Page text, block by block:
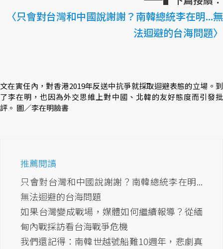
〈只會對台灣和中國說謝謝？南韓總統李在明...無
法迴避的台海問題〉
文在寅任內，對香港2019年反送中抗爭就採取迴避表態的立場。到
了李在明，也因為外交思維上對中國、北韓的友好態度而引發批
評。 圖／李在明臉書
推薦閱讀
只會對台灣和中國說謝謝？南韓總統李在明...
無法迴避的台海問題
如果台灣變成戰場，媒體如何繼續報導？從緬
甸內戰採訪看台海戰爭危機
我們還記得：南韓世越號船難10週年，悲劇真